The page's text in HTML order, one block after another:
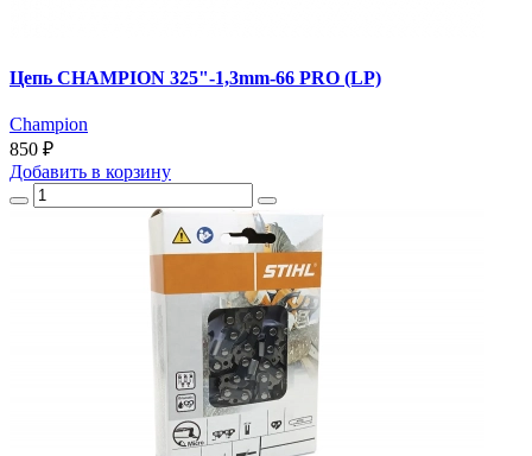
Цепь CHAMPION 325"-1,3mm-66 PRO (LP)
Champion
850 ₽
Добавить в корзину